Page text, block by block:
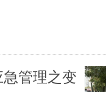
管理之变